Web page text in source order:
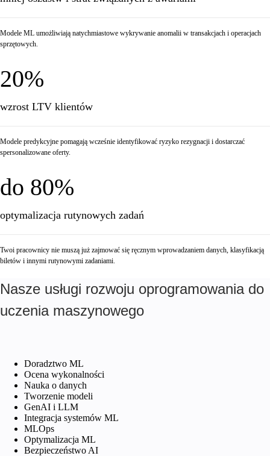
Modele ML umożliwiają natychmiastowe wykrywanie anomalii w transakcjach i operacjach
sprzętowych.
20%
wzrost LTV klientów
Modele predykcyjne pomagają wcześnie identyfikować ryzyko rezygnacji i dostarczać
spersonalizowane oferty.
do 80%
optymalizacja rutynowych zadań
Twoi pracownicy nie muszą już zajmować się ręcznym wprowadzaniem danych, klasyfikacją
biletów i innymi rutynowymi zadaniami.
Nasze usługi rozwoju oprogramowania do
uczenia maszynowego
Doradztwo ML
Ocena wykonalności
Nauka o danych
Tworzenie modeli
GenAI i LLM
Integracja systemów ML
MLOps
Optymalizacja ML
Bezpieczeństwo AI